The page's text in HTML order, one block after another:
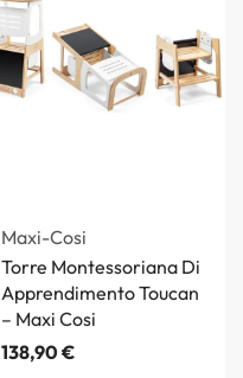
Maxi-Cosi
Torre Montessoriana Di
Apprendimento Toucan
– Maxi Cosi
138,90€